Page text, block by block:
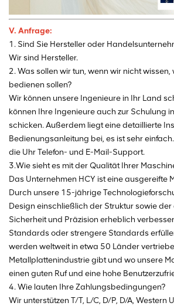
V. Anfrage:
1. Sind Sie Hersteller oder
Wir sind Hersteller.
2. Was sollen wir tun, wenn wir nicht
bedienen sollen?
Wir können unsere Ingenieure in Ihr Land
können Ihre Ingenieure auch zur Schulung
schicken. Außerdem liegt eine detaillierte
Bedienungsanleitung bei, es ist sehr
die Uhr Telefon- und E-Mail-Support.
3.Wie sieht es mit der Qualität Ihrer
Das Unternehmen HCY ist eine ausgereifte
Durch unsere 15-jährige
Design einschließlich der Struktur sowie
Sicherheit und Präzision erheblich
Standards oder strengere Standards
werden weltweit in etwa 50 Länder
Metallplattenindustrie gibt und wo unsere
einen guten Ruf und eine hohe
4. Wie lauten Ihre Zahlungsbedingungen?
Wir unterstützen T/T, L/C, D/P, D/A, Western